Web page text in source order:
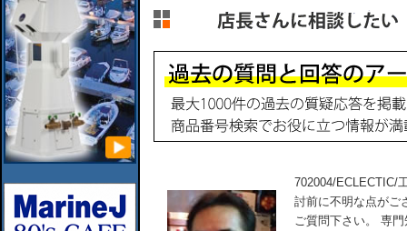
702004/ECLECTIC/
討前に不明な点がご
ご質問下さい。 専